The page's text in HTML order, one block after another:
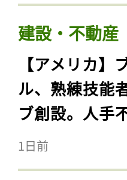
建設・不動産
【アメリカ
ル、熟練技能
ブ創設。人手
1日前